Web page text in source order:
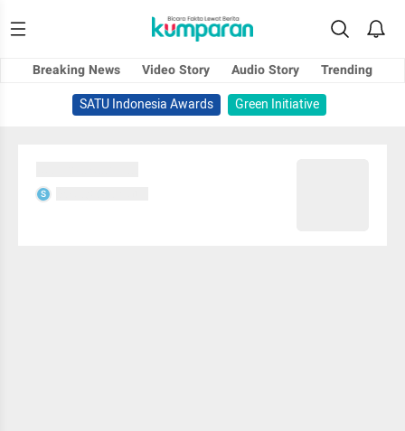
Breaking News Video Story Audio Story
Trending
SATU Indonesia Awards
Green Initiative
S